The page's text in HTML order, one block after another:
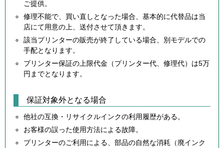
ご提供。
修理不能で、買い直しとなった場合、基本的に代替品は当
店にて用意の上、送付させて頂きます。
該当プリンターの販売が終了している場合、別モデルでの
手配となります。
プリンター保証の上限代金（プリンター代、修理代）は5万
円までとなります。
保証対象外となる場合
他社の互換・リサイクルインクの利用履歴がある。
お客様の誤った使用方法による故障。
プリンターのご利用による、部品の自然な消耗（廃インク